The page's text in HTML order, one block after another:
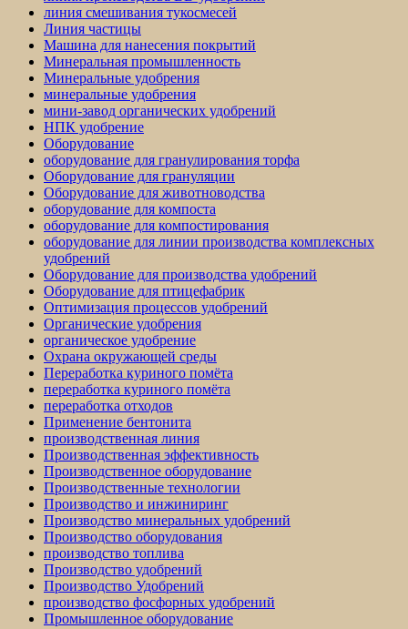
линия смешивания тукосмесей
Линия частицы
Машина для нанесения покрытий
Минеральная промышленность
Минеральные удобрения
минеральные удобрения
мини-завод органических удобрений
НПК удобрение
Оборудование
оборудование для гранулирования торфа
Оборудование для грануляции
Оборудование для животноводства
оборудование для компоста
оборудование для компостирования
оборудование для линии производства комплексных
удобрений
Оборудование для производства удобрений
Оборудование для птицефабрик
Оптимизация процессов удобрений
Органические удобрения
органическое удобрение
Охрана окружающей среды
Переработка куриного помёта
переработка куриного помёта
переработка отходов
Применение бентонита
производственная линия
Производственная эффективность
Производственное оборудование
Производственные технологии
Производство и инжиниринг
Производство минеральных удобрений
Производство оборудования
производство топлива
Производство удобрений
Производство Удобрений
производство фосфорных удобрений
Промышленное оборудование